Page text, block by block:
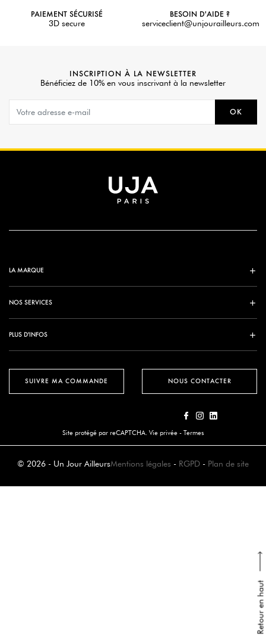
Retour en haut
PAIEMENT SÉCURISÉ
3D secure
BESOIN D'AIDE ?
serviceclient@unjourailleurs.com
INSCRIPTION À LA NEWSLETTER
Bénéficiez de 10% en vous inscrivant à la newsletter
OK
SUIVRE MA COMMANDE
LA MARQUE
NOS SERVICES
PLUS D'INFOS
NOUS CONTACTER
Site protégé par reCAPTCHA. Vie privée - Termes
© 2026 - Un Jour AilleursMentions légales - RGPD - Plan de site